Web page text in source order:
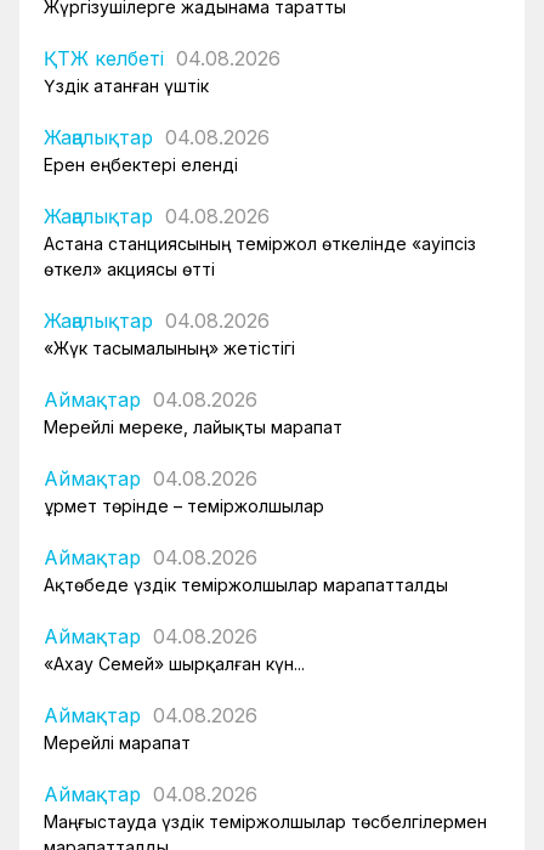
Жүргізушілерге жадынама таратты
ҚТЖ келбеті 04.08.2026
Үздік атанған үштік
Жаңалықтар 04.08.2026
Ерен еңбектері еленді
Жаңалықтар 04.08.2026
Астана станциясының теміржол өткелінде «Қауіпсіз
өткел» акциясы өтті
Жаңалықтар 04.08.2026
«Жүк тасымалының» жетістігі
Аймақтар 04.08.2026
Мерейлі мереке, лайықты марапат
Аймақтар 04.08.2026
Құрмет төрінде – теміржолшылар
Аймақтар 04.08.2026
Ақтөбеде үздік теміржолшылар марапатталды
Аймақтар 04.08.2026
«Ахау Семей» шырқалған күн...
Аймақтар 04.08.2026
Мерейлі марапат
Аймақтар 04.08.2026
Маңғыстауда үздік теміржолшылар төсбелгілермен